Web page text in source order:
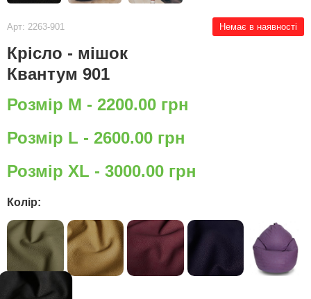
Арт: 2263-901 Немає в наявності
Крісло - мішок
Квантум 901
Розмір M - 2200.00 грн
Розмір L - 2600.00 грн
Розмір XL - 3000.00 грн
Колір: